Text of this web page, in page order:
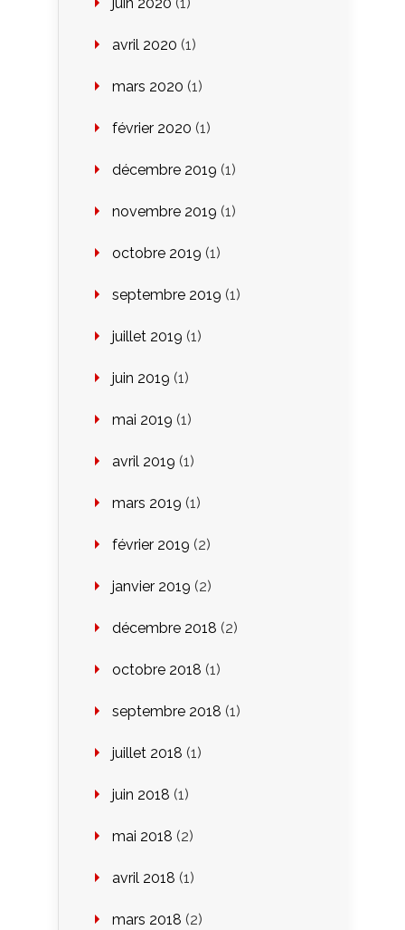
avril 2020 (1)
mars 2020 (1)
février 2020 (1)
décembre 2019 (1)
novembre 2019 (1)
octobre 2019 (1)
septembre 2019 (1)
juillet 2019 (1)
juin 2019 (1)
mai 2019 (1)
avril 2019 (1)
mars 2019 (1)
février 2019 (2)
janvier 2019 (2)
décembre 2018 (2)
octobre 2018 (1)
septembre 2018 (1)
juillet 2018 (1)
juin 2018 (1)
mai 2018 (2)
avril 2018 (1)
mars 2018 (2)